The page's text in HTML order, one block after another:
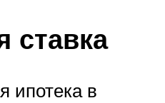
ставка
ипотека в